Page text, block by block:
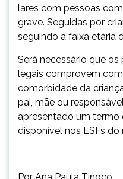
lares com pessoas
grave. Seguidas por
seguindo a faixa etária
Será necessário que
legais comprovem
comorbidade da
pai, mãe ou
apresentado um termo
disponível nos ESFs do